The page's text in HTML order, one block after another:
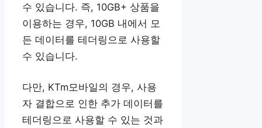
수 있습니다. 즉, 10GB+ 상품을
이용하는 경우, 10GB 내에서 모
든 데이터를 테더링으로 사용할
수 있습니다.
다만, KTm모바일의 경우, 사용
자 결합으로 인한 추가 데이터를
테더링으로 사용할 수 있는 것과